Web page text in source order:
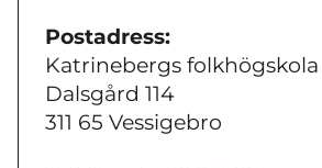
Postadress:
Katrinebergs folkhögskola
Dalsgård 114
311 65 Vessigebro